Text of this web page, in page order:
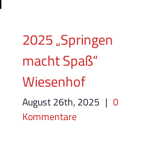
2025 „Springen
macht Spaß“
Wiesenhof
August 26th, 2025 | 0
Kommentare